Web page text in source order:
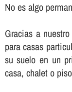
No es algo
Gracias a
para casas
su suelo en un
casa, chalet o